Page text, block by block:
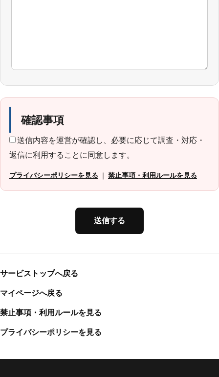
確認事項
送信内容を運営が確認し、必要に応じて調査・対応・
返信に利用することに同意します。
プライバシーポリシーを見る ｜ 禁止事項・利用ルールを見る
送信する
サービストップへ戻る
マイページへ戻る
禁止事項・利用ルールを見る
プライバシーポリシーを見る